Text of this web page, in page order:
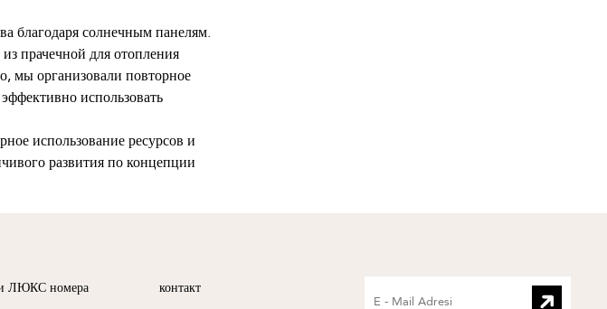
благодаря солнечным панелям.
прачечной для отопления
мы организовали повторное
использовать
использование ресурсов и
развития по концепции
ЛЮКС номера
контакт